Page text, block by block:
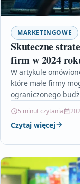
MARKETINGOWE
Skuteczne
firm w 2024
W artykule
które małe firmy
ograniczonego
5 minut czytania
Czytaj więcej